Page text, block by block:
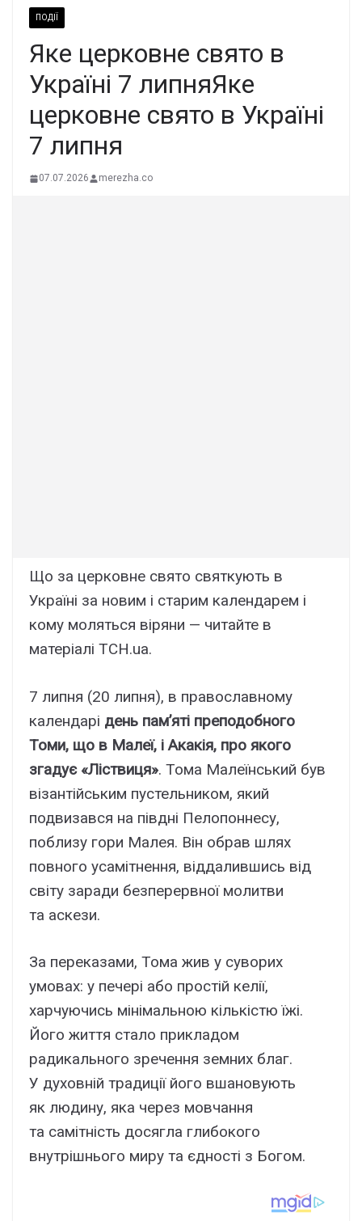
ПОДІЇ
Яке церковне свято в
Україні 7 липняЯке
церковне свято в Україні
7 липня
07.07.2026 merezha.co
Що за церковне свято святкують в
Україні за новим і старим календарем і
кому моляться віряни — читайте в
матеріалі ТСН.ua.
7 липня (20 липня), в православному
календарі день пам’яті преподобного
Томи, що в Малеї, і Акакія, про якого
згадує «Ліствиця». Тома Малеїнський був
візантійським пустельником, який
подвизався на півдні Пелопоннесу,
поблизу гори Малея. Він обрав шлях
повного усамітнення, віддалившись від
світу заради безперервної молитви
та аскези.
За переказами, Тома жив у суворих
умовах: у печері або простій келії,
харчуючись мінімальною кількістю їжі.
Його життя стало прикладом
радикального зречення земних благ.
У духовній традиції його вшановують
як людину, яка через мовчання
та самітність досягла глибокого
внутрішнього миру та єдності з Богом.